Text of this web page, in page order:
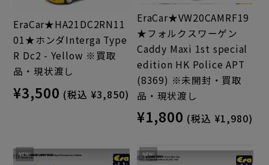
EraCar★HA21DC2RN11
01★ホンダInterga Type
R Dc2 - Yellow ※買取
品・現状渡し
¥3,500 (税込 ¥3,850)
EraCar★VW20CAMRF19
★フォルクスワーゲン
Caddy Maxi 1st special
edition HK Police APT
(8369) ※未開封・買取
品・現状渡し
¥1,800 (税込 ¥1,980)